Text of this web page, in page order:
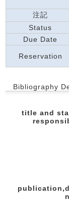
注記
Status
Due Date
Reservation
Bibliography
title and